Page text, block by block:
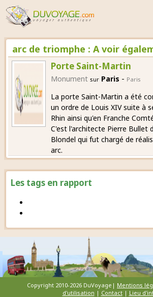
Les tags en rapport
arc de triomphe : A voir
Porte Saint-Martin
Monument sur Paris - Paris
La porte Saint-Martin a été
un ordre de Louis XIV suite à
Rhin ainsi qu'en Franche
C'est l'architecte Pierre Bullet
Blondel qui fut chargé de
arc.
Copyright 2010-2026 DuVoyage| Mentions
d'utilisation | Contact| Lieu